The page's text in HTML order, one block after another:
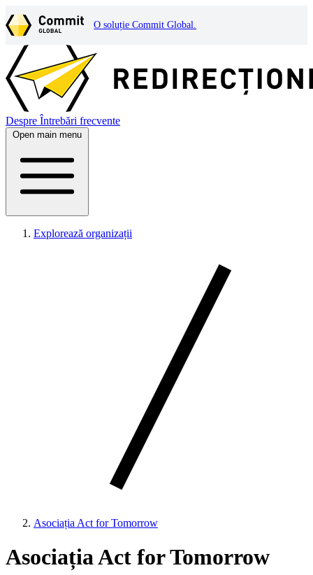
O soluție Commit Global.
Despre Întrebări frecvente
Open main menu
Explorează organizații
Asociația Act for Tomorrow
Asociația Act for Tomorrow